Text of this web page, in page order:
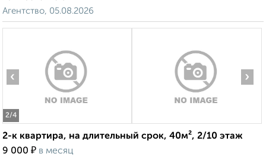
Агентство, 05.08.2026
2/4
‹ ›
2-к квартира, на длительный срок, 40м², 2/10 этаж
9 000 ₽ в месяц